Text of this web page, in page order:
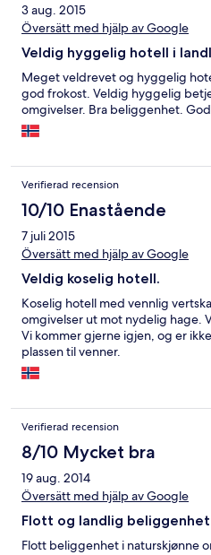
3 aug. 2015
Översätt med hjälp av Google
Veldig hyggelig hotell i
Meget veldrevet og hyggelig
god frokost. Veldig hyggelig
omgivelser. Bra beliggenhet.
Verifierad recension
10/10 Enastående
7 juli 2015
Översätt med hjälp av Google
Veldig koselig hotell.
Koselig hotell med vennlig
omgivelser ut mot nydelig hage.
Vi kommer gjerne igjen, og er
plassen til venner.
Verifierad recension
8/10 Mycket bra
19 aug. 2014
Översätt med hjälp av Google
Flott og landlig beliggenhet
Flott beliggenhet i naturskjønne